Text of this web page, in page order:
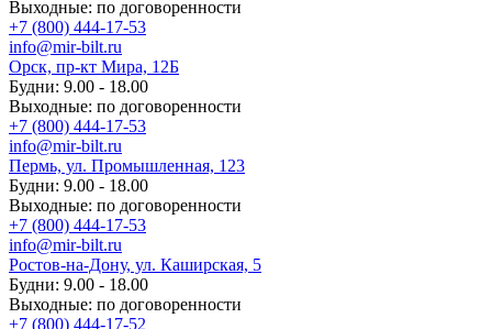
Выходные: по договоренности
+7 (800) 444-17-53
info@mir-bilt.ru
Орск, пр-кт Мира, 12Б
Будни: 9.00 - 18.00
Выходные: по договоренности
+7 (800) 444-17-53
info@mir-bilt.ru
Пермь, ул. Промышленная, 123
Будни: 9.00 - 18.00
Выходные: по договоренности
+7 (800) 444-17-53
info@mir-bilt.ru
Ростов-на-Дону, ул. Каширская, 5
Будни: 9.00 - 18.00
Выходные: по договоренности
+7 (800) 444-17-52